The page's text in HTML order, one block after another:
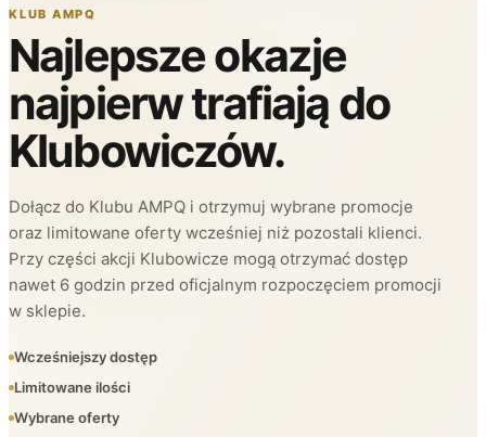
KLUB AMPQ
Najlepsze okazje
najpierw trafiają do
Klubowiczów.
Dołącz do Klubu AMPQ i otrzymuj wybrane promocje
oraz limitowane oferty wcześniej niż pozostali klienci.
Przy części akcji Klubowicze mogą otrzymać dostęp
nawet 6 godzin przed oficjalnym rozpoczęciem promocji
w sklepie.
Wcześniejszy dostęp
Limitowane ilości
Wybrane oferty